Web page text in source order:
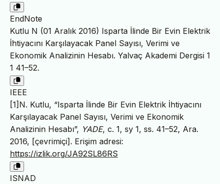
EndNote
Kutlu N (01 Aralık 2016) Isparta İlinde Bir Evin Elektrik
İhtiyacını Karşılayacak Panel Sayısı, Verimi ve
Ekonomik Analizinin Hesabı. Yalvaç Akademi Dergisi 1
1 41–52.
IEEE
[1]N. Kutlu, “Isparta İlinde Bir Evin Elektrik İhtiyacını
Karşılayacak Panel Sayısı, Verimi ve Ekonomik
Analizinin Hesabı”, YADE, c. 1, sy 1, ss. 41–52, Ara.
2016, [çevrimiçi]. Erişim adresi:
https://izlik.org/JA92SL86RS
ISNAD